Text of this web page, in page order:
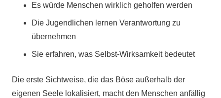
Es würde Menschen wirklich geholfen werden
Die Jugendlichen lernen Verantwortung zu
übernehmen
Sie erfahren, was Selbst-Wirksamkeit bedeutet
Die erste Sichtweise, die das Böse außerhalb der
eigenen Seele lokalisiert, macht den Menschen anfällig